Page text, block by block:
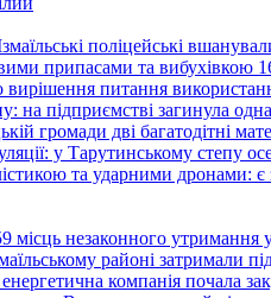
поліцейські
припасами та вибухівкою
питання
на підприємстві загинула
громади дві багатодітні
у Тарутинському степу
та ударними дронами: є
місць незаконного утримання
районі затримали
компанія почала